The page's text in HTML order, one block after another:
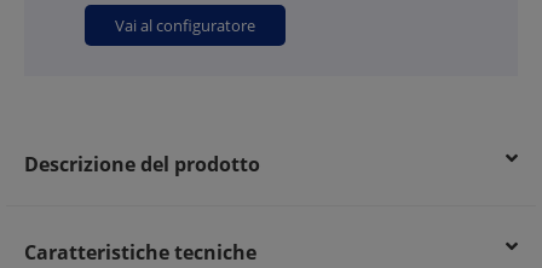
Vai al configuratore
Descrizione del prodotto
Caratteristiche tecniche